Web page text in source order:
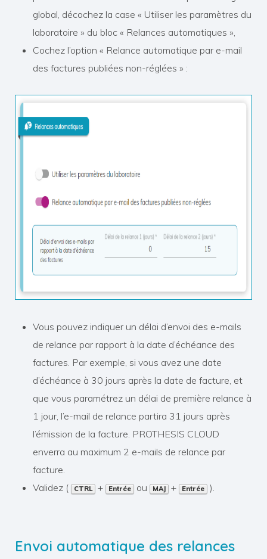
global, décochez la case « Utiliser les paramètres du
laboratoire » du bloc « Relances automatiques »,
Cochez l’option « Relance automatique par e-mail
des factures publiées non-réglées » :
Vous pouvez indiquer un délai d’envoi des e-mails
de relance par rapport à la date d’échéance des
factures. Par exemple, si vous avez une date
d’échéance à 30 jours après la date de facture, et
que vous paramétrez un délai de première relance à
1 jour, l’e-mail de relance partira 31 jours après
l’émission de la facture. PROTHESIS CLOUD
enverra au maximum 2 e-mails de relance par
facture.
Validez (
CTRL + Entrée ou MAJ + Entrée ).
Envoi automatique des relances